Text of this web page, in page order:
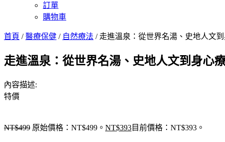
訂單
購物車
首頁 /醫療保健 / 自然療法 / 走進溫泉：從世界名湯、史地人文
走進溫泉：從世界名湯、史地人文到身心
內容描述:
特價
NT$499 原始價格：NT$499。 NT$393目前價格：NT$393。